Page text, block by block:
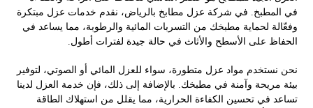
في المطبخ. في شركة عزل مطابخ بالرياض، نقدم خدمات عزل مبتكرة
وفعّالة لحماية مطبخك من التسربات المائية والرطوبة، مما يساعد في
الحفاظ على الأسطح والأثاث في حالة جيدة لفترات أطول.
نحن نستخدم مواد عزل متطورة، سواء للعزل المائي أو الصوتي، لتوفير
بيئة مريحة وآمنة في مطبخك. بالإضافة إلى ذلك، فإن خدمة العزل لدينا
تساعد في تحسين الكفاءة الحرارية، مما يقلل من استهلاك الطاقة